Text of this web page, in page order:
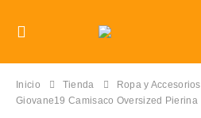
Inicio Tienda Ropa y Accesorios
Giovane19 Camisaco Oversized Pierina